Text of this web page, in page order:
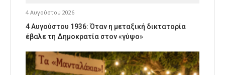
4 Αυγούστου 2026
4 Αυγούστου 1936: Όταν η μεταξική δικτατορία
έβαλε τη Δημοκρατία στον «γύψο»